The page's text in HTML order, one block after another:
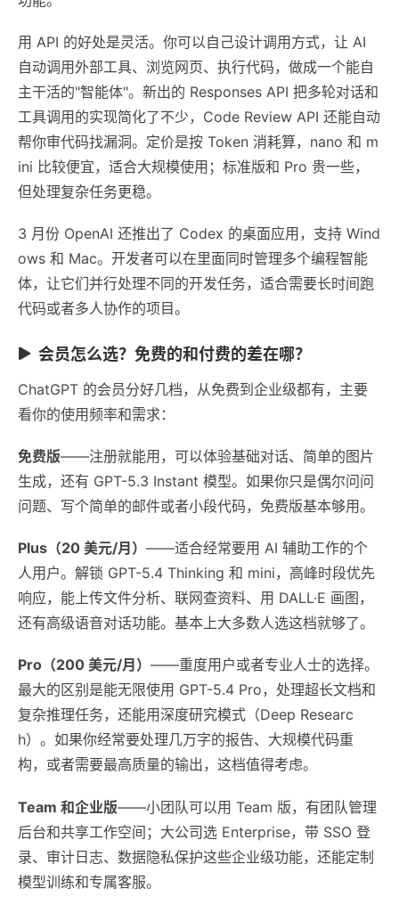
用 API 的好处是灵活。你可以自己设计调用方式，让 AI
自动调用外部工具、浏览网页、执行代码，做成一个能自
主干活的"智能体"。新出的 Responses API 把多轮对话和
工具调用的实现简化了不少，Code Review API 还能自动
帮你审代码找漏洞。定价是按 Token 消耗算，nano 和 m
ini 比较便宜，适合大规模使用；标准版和 Pro 贵一些，
但处理复杂任务更稳。
3 月份 OpenAI 还推出了 Codex 的桌面应用，支持 Wind
ows 和 Mac。开发者可以在里面同时管理多个编程智能
体，让它们并行处理不同的开发任务，适合需要长时间跑
代码或者多人协作的项目。
会员怎么选？免费的和付费的差在哪？
ChatGPT 的会员分好几档，从免费到企业级都有，主要
看你的使用频率和需求：
免费版——注册就能用，可以体验基础对话、简单的图片
生成，还有 GPT-5.3 Instant 模型。如果你只是偶尔问问
问题、写个简单的邮件或者小段代码，免费版基本够用。
Plus（20 美元/月） ——适合经常要用 AI 辅助工作的个
人用户。解锁 GPT-5.4 Thinking 和 mini，高峰时段优先
响应，能上传文件分析、联网查资料、用 DALL·E 画图，
还有高级语音对话功能。基本上大多数人选这档就够了。
Pro（200 美元/月） ——重度用户或者专业人士的选择。
最大的区别是能无限使用 GPT-5.4 Pro，处理超长文档和
复杂推理任务，还能用深度研究模式（Deep Researc
h）。如果你经常要处理几万字的报告、大规模代码重
构，或者需要最高质量的输出，这档值得考虑。
Team 和企业版——小团队可以用 Team 版，有团队管理
后台和共享工作空间；大公司选 Enterprise，带 SSO 登
录、审计日志、数据隐私保护这些企业级功能，还能定制
模型训练和专属客服。